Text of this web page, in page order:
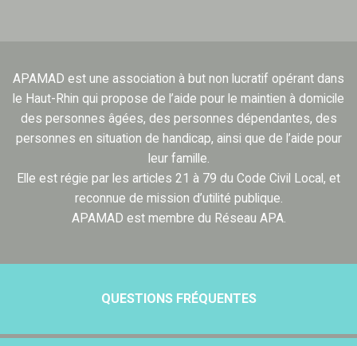
APAMAD est une association à but non lucratif opérant dans
le Haut-Rhin qui propose de l’aide pour le maintien à domicile
des personnes âgées, des personnes dépendantes, des
personnes en situation de handicap, ainsi que de l’aide pour
leur famille.
Elle est régie par les articles 21 à 79 du Code Civil Local, et
reconnue de mission d’utilité publique.
APAMAD est membre du Réseau APA.
QUESTIONS FRÉQUENTES